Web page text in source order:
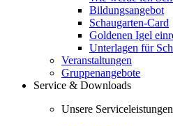
Bildungsangebot
Schaugarten-Card
Goldenen Igel
Unterlagen für
Veranstaltungen
Gruppenangebote
Service & Downloads
Unsere